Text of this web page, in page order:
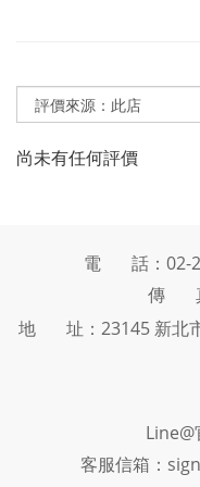
尚未有任何評價
電 話：02-
傳 真
地 址：23145 新北市
客服信箱：